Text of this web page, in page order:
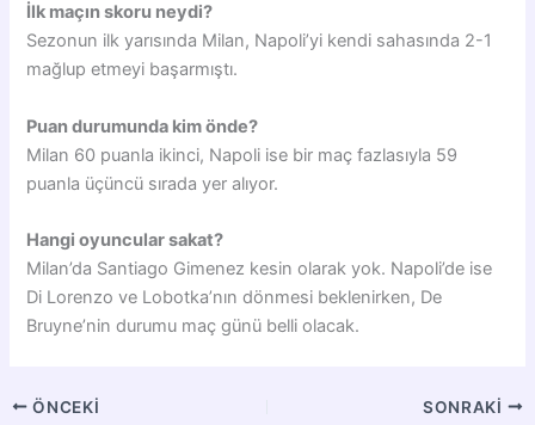
İlk maçın skoru neydi?
Sezonun ilk yarısında Milan, Napoli’yi kendi sahasında 2-1
mağlup etmeyi başarmıştı.
Puan durumunda kim önde?
Milan 60 puanla ikinci, Napoli ise bir maç fazlasıyla 59
puanla üçüncü sırada yer alıyor.
Hangi oyuncular sakat?
Milan’da Santiago Gimenez kesin olarak yok. Napoli’de ise
Di Lorenzo ve Lobotka’nın dönmesi beklenirken, De
Bruyne’nin durumu maç günü belli olacak.
ÖNCEKI SONRAKI